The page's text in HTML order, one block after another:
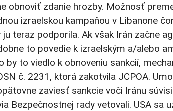
obnoviť zdanie hrozby. Možnosť
izraelskou kampaňou v Libanone
ju teraz podporila. Ak však Irán začne
to povedie k izraelským a/alebo
by to viedlo k obnoveniu sankcií,
č. 2231, ktorá zakotvila JCPOA.
zaviesť sankcie voči Iránu
Bezpečnostnej rady vetovali. USA sa